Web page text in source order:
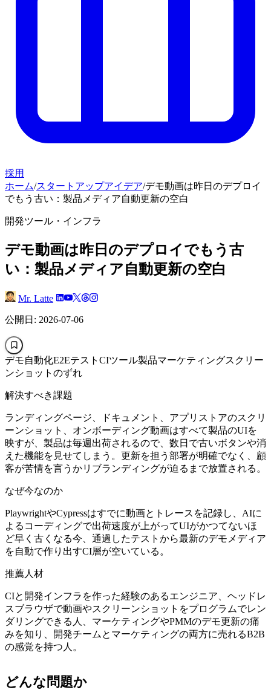
採用
ホーム/スタートアップアイデア/デモ動画は昨日のデプロイ
でもう古い：製品メディア自動更新の空白
開発ツール・インフラ
デモ動画は昨日のデプロイでもう古
い：製品メディア自動更新の空白
Mr. Latte
公開日: 2026-07-06
デモ自動化E2Eテスト CIツール製品マーケティングスクリー
ンショットのずれ
解決すべき課題
ランディングページ、ドキュメント、アプリストアのスクリ
ーンショット、オンボーディング動画はすべて製品のUIを
映すが、製品は毎週出荷されるので、数日で古いボタンや消
えた機能を見せてしまう。更新を担う部署が明確でなく、顧
客が苦情を言うかリブランディングが迫るまで放置される。
なぜ今なのか
PlaywrightやCypressはすでに動画とトレースを記録し、AIに
よるコーディングで出荷速度が上がってUIがかつてないほ
ど早く古くなる今、通過したテストから最新のデモメディア
を自動で作り出すCI層が空いている。
推薦人材
CIと開発インフラを作った経験のあるエンジニア、ヘッドレ
スブラウザで動画やスクリーンショットをプログラムでレン
ダリングできる人、マーケティングやPMMのデモ更新の痛
みを知り、開発チームとマーケティングの両方に売れるB2B
の感覚を持つ人。
どんな問題か